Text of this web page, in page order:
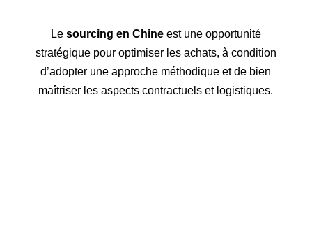
Le sourcing en Chineest une opportunité
stratégique pour optimiser les achats, à condition
d’adopter une approche méthodique et de bien
maîtriser les aspects contractuels et logistiques.